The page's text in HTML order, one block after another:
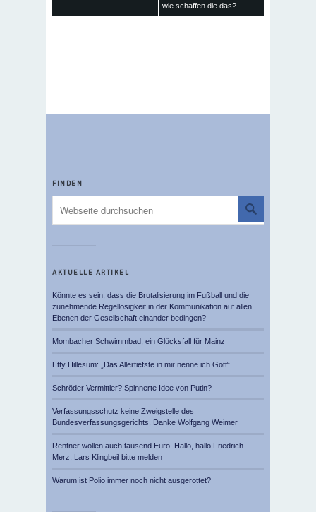
wie schaffen die das?
FINDEN
AKTUELLE ARTIKEL
Könnte es sein, dass die Brutalisierung im Fußball und die
zunehmende Regellosigkeit in der Kommunikation auf allen
Ebenen der Gesellschaft einander bedingen?
Mombacher Schwimmbad, ein Glücksfall für Mainz
Etty Hillesum: „Das Allertiefste in mir nenne ich Gott“
Schröder Vermittler? Spinnerte Idee von Putin?
Verfassungsschutz keine Zweigstelle des
Bundesverfassungsgerichts. Danke Wolfgang Weimer
Rentner wollen auch tausend Euro. Hallo, hallo Friedrich
Merz, Lars Klingbeil bitte melden
Warum ist Polio immer noch nicht ausgerottet?